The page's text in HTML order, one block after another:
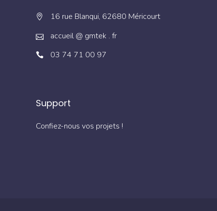
16 rue Blanqui, 62680 Méricourt
accueil @ gmtek . fr
03 74 71 00 97
Support
Confiez-nous vos projets !